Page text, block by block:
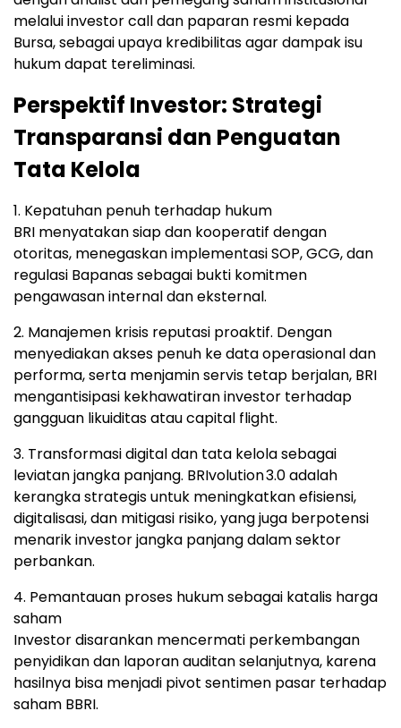
melalui investor call dan paparan resmi kepada
Bursa, sebagai upaya kredibilitas agar dampak isu
hukum dapat tereliminasi.
Perspektif Investor: Strategi
Transparansi dan Penguatan
Tata Kelola
1. Kepatuhan penuh terhadap hukum
BRI menyatakan siap dan kooperatif dengan
otoritas, menegaskan implementasi SOP, GCG, dan
regulasi Bapanas sebagai bukti komitmen
pengawasan internal dan eksternal.
2. Manajemen krisis reputasi proaktif. Dengan
menyediakan akses penuh ke data operasional dan
performa, serta menjamin servis tetap berjalan, BRI
mengantisipasi kekhawatiran investor terhadap
gangguan likuiditas atau capital flight.
3. Transformasi digital dan tata kelola sebagai
leviatan jangka panjang. BRIvolution 3.0 adalah
kerangka strategis untuk meningkatkan efisiensi,
digitalisasi, dan mitigasi risiko, yang juga berpotensi
menarik investor jangka panjang dalam sektor
perbankan.
4. Pemantauan proses hukum sebagai katalis harga
saham
Investor disarankan mencermati perkembangan
penyidikan dan laporan auditan selanjutnya, karena
hasilnya bisa menjadi pivot sentimen pasar terhadap
saham BBRI.